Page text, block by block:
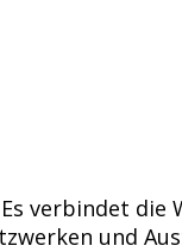
verbindet
und